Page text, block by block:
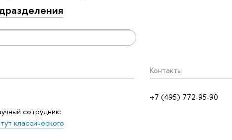
Контакты
+7 (495) 772-95-90
сотрудник:
классического